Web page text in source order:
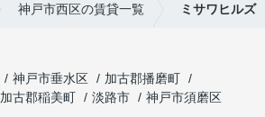
神戸市西区の賃貸一覧 ミサワヒルズ
神戸市垂水区
加古郡播磨町
加古郡稲美町 淡路市
神戸市須磨区